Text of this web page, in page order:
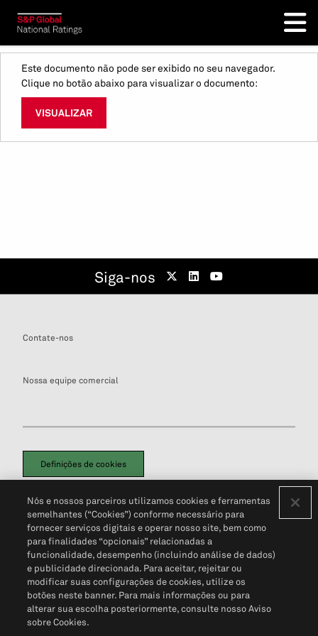
Este documento não pode ser exibido no seu navegador.
Clique no botão abaixo para visualizar o documento:
VISUALIZAR
Siga-nos
Contate-nos
Nossa equipe comercial
Definições de cookies
Política de PrivacidadePortal de privacidade do cliente (em inglês)
Não Venda Minhas Informações Pessoais© 2026 S&P Global
Nós e nossos parceiros utilizamos cookies e ferramentas
semelhantes (“Cookies”) conforme necessário para
fornecer serviços digitais e operar nosso site, bem como
para finalidades “opcionais” relacionadas a
funcionalidade, desempenho (incluindo análise de dados)
e publicidade direcionada. Para aceitar, rejeitar ou
modificar suas configurações de cookies, utilize os
botões neste banner. Para mais informações ou para
alterar sua escolha posteriormente, consulte nosso Aviso
sobre Cookies.